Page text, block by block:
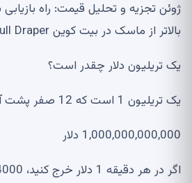
ژوئن تجزیه و تحلیل قیمت: راه
بالاتر از ماسک در بیت کوین Bull Draper
یک تریلیون دلار چقدر است؟
یک تریلیون 1 است که 12 صفر پشت آن است.
1,000,000,000,000 دلار
اگر در هر دقیقه 1 دلار خرج کنید، 34000 سال طول می کشد.